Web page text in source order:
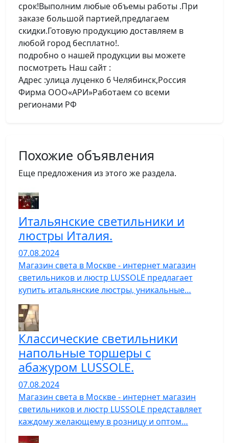
срок!Выполним любые объемы работы .При
заказе большой партией,предлагаем
скидки.Готовую продукцию доставляем в
любой город бесплатно!.
подробно о нашей продукции вы можете
посмотреть Наш сайт :
Адрес :улица луценко 6 Челябинск,Россия
Фирма ООО«АРИ»Работаем со всеми
регионами РФ
Похожие объявления
Еще предложения из этого же раздела.
Итальянские светильники и
люстры Италия.
07.08.2024
Магазин света в Москве - интернет магазин
светильников и люстр LUSSOLE предлагает
купить итальянские люстры, уникальные…
Классические светильники
напольные торшеры с
абажуром LUSSOLE.
07.08.2024
Магазин света в Москве - интернет магазин
светильников и люстр LUSSOLE представляет
каждому желающему в розницу и оптом…